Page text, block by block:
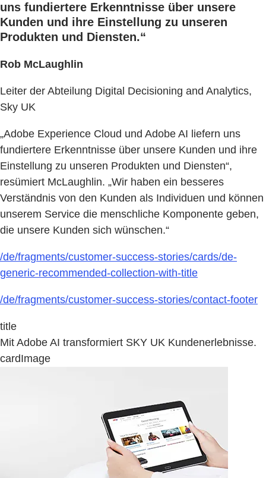
uns fundiertere Erkenntnisse über unsere
Kunden und ihre Einstellung zu unseren
Produkten und Diensten.“
Rob McLaughlin
Leiter der Abteilung Digital Decisioning and Analytics,
Sky UK
„Adobe Experience Cloud und Adobe AI liefern uns
fundiertere Erkenntnisse über unsere Kunden und ihre
Einstellung zu unseren Produkten und Diensten“,
resümiert McLaughlin. „Wir haben ein besseres
Verständnis von den Kunden als Individuen und können
unserem Service die menschliche Komponente geben,
die unsere Kunden sich wünschen.“
/de/fragments/customer-success-stories/cards/de-
generic-recommended-collection-with-title
/de/fragments/customer-success-stories/contact-footer
title
Mit Adobe AI transformiert SKY UK Kundenerlebnisse.
cardImage